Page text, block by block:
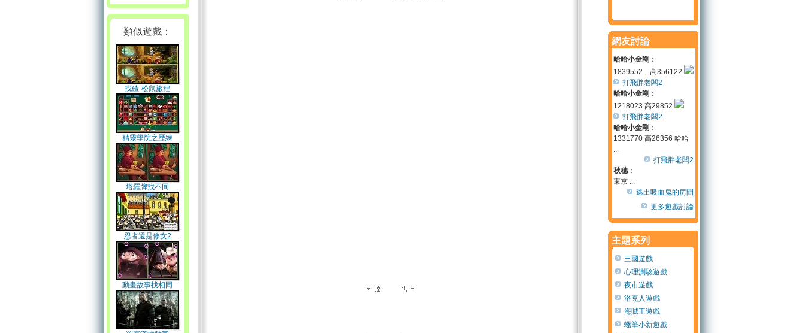
類似遊戲：
找碴-松鼠旅程
精靈學院之歷練
塔羅牌找不同
忍者還是修女2
動畫故事找相同
網友討論
哈哈小金剛 ：
1839552 ...高356122
打飛胖老闆2
哈哈小金剛 ：
1218023 高29852
打飛胖老闆2
哈哈小金剛 ：
1331770 高26356 哈哈
...
打飛胖老闆2
秋穗：
東京 ...
逃出吸血鬼的房間
更多遊戲討論
主題系列
三國遊戲
心理測驗遊戲
夜市遊戲
洛克人遊戲
海賊王遊戲
蠟筆小新遊戲